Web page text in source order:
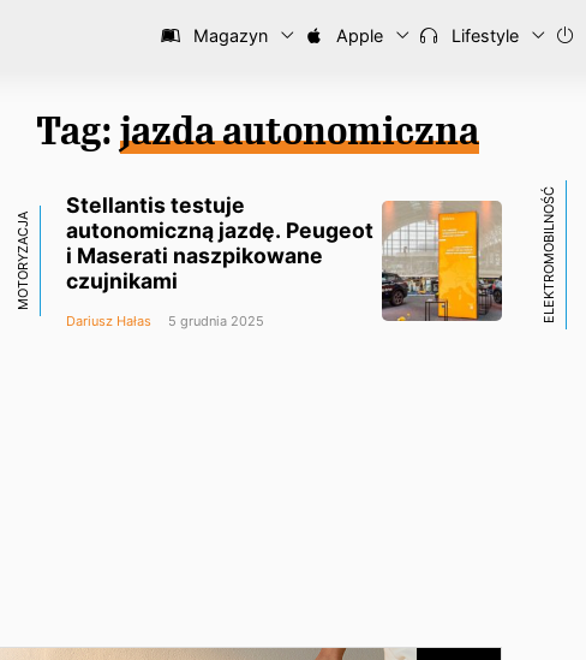
Magazyn Apple Lifestyle
Tag: jazda autonomiczna
MOTORYZACJA
Stellantis testuje
autonomiczną jazdę. Peugeot
i Maserati naszpikowane
czujnikami
Dariusz Hałas 5 grudnia 2025 ELEKTROMOBILNOŚĆ